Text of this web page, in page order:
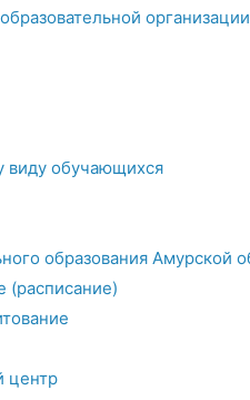
организации
виду обучающихся
образования Амурской
(расписание)
центр